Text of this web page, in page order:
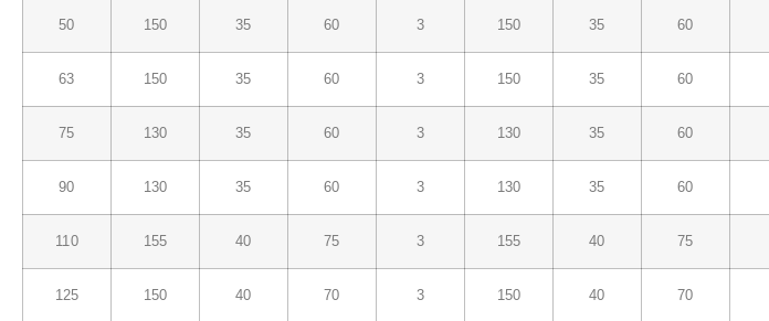
50 150 35 60 3 150 35 60
63 150 35 60 3 150 35 60
75 130 35 60 3 130 35 60
90 130 35 60 3 130 35 60
110 155 40 75 3 155 40 75
125 150 40 70 3 150 40 70